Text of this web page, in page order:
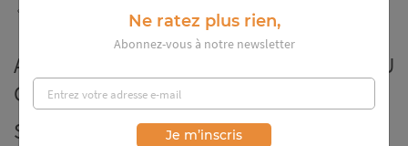
« Préparez les fêtes avec des chocolats d'exception ! »
ANIMATION DÉGUSTATION FERME DU
GRAND BALLEAU
Samedi 4 décembre
Ne ratez plus rien,
Abonnez-vous à notre newsletter
Je m’inscris